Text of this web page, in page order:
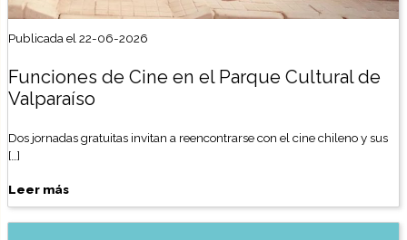
Publicada el 22-06-2026
Funciones de Cine en el Parque Cultural de
Valparaíso
Dos jornadas gratuitas invitan a reencontrarse con el cine chileno y sus
[…]
Leer más